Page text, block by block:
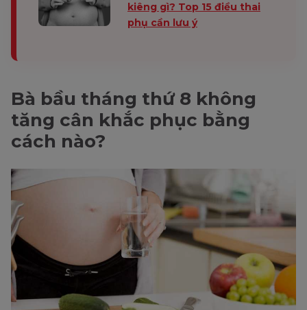
kiêng gì? Top 15 điều thai
phụ cần lưu ý
Bà bầu tháng thứ 8 không
tăng cân khắc phục bằng
cách nào?